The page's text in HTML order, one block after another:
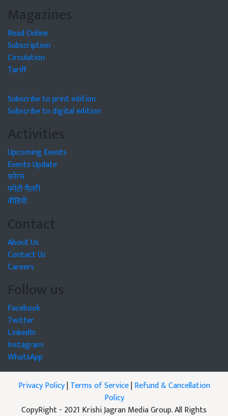
Magazines
Read Online
Subscription
Circulation
Tariff
Subscribe to print edition
Subscribe to digital edition
Activities
Upcoming Events
Events Update
फोरम
फोटो गैलरी
वीडियो
Contact
About Us
Contact Us
Careers
Follow us
Facebook
Twitter
LinkedIn
Instagram
WhatsApp
Privacy Policy|Terms of Service|Refund & Cancellation
Policy
CopyRight - 2021 Krishi Jagran Media Group. All Rights